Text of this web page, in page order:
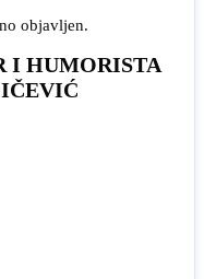
objavljen.
I HUMORISTA